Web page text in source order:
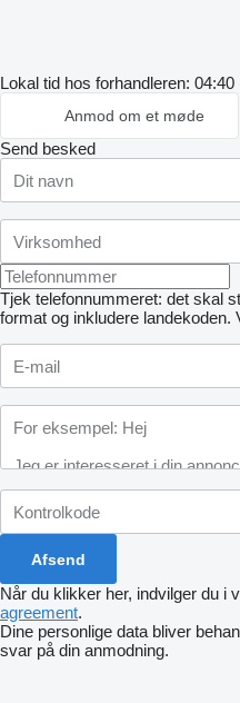
Lokal tid hos forhandleren: 04:40
Anmod om et møde
Send besked
Tjek telefonnummeret: det skal
format og inkludere landekoden.
Når du klikker her, indvilger du i
agreement.
Dine personlige data bliver
svar på din anmodning.